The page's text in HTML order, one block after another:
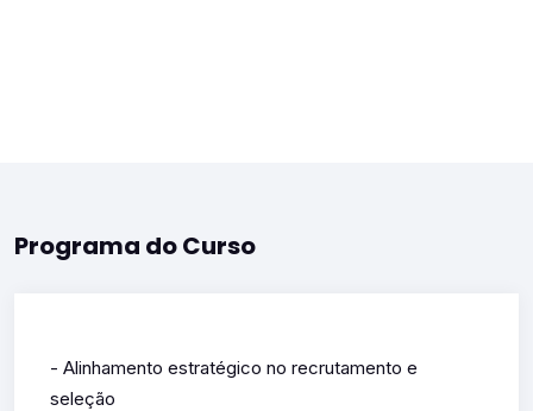
Programa do Curso
- Alinhamento estratégico no recrutamento e
seleção